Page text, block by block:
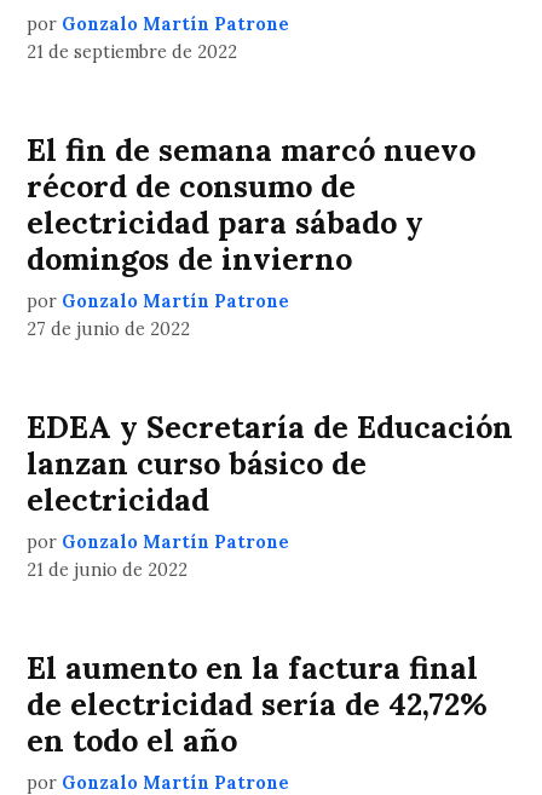
por Gonzalo Martín Patrone
21 de septiembre de 2022
El fin de semana marcó nuevo
récord de consumo de
electricidad para sábado y
domingos de invierno
por Gonzalo Martín Patrone
27 de junio de 2022
EDEA y Secretaría de Educación
lanzan curso básico de
electricidad
por Gonzalo Martín Patrone
21 de junio de 2022
El aumento en la factura final
de electricidad sería de 42,72%
en todo el año
por Gonzalo Martín Patrone